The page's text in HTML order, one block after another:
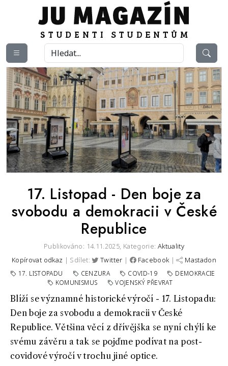
17. Listopad - Den boje za
svobodu a demokracii v České
Republice
Publikováno: 14.11.2025, Kategorie: Aktuality
Kopírovat odkaz | Sdílet: Twitter | Facebook | Mastadon
17. LISTOPADU CENZURA COVID-19
DEMOKRACIE
KOMUNISMUS
VOJENSKÝ PŘEVRAT
Blíží se významné historické výročí - 17. Listopadu:
Den boje za svobodu a demokracii v České
Republice. Většina věcí z dřívějška se nyní chýlí ke
svému závěru a tak se pojďme podívat na post-
covidové výročí v trochu jiné optice.